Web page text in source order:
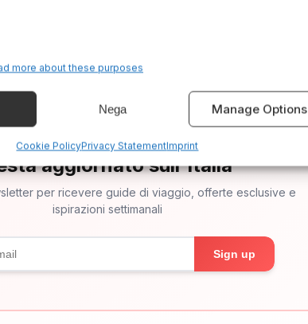
more about these purposes
Nega Manage Options
Cookie PolicyPrivacy StatementImprint
✉
aggiornato sull'Italia
per ricevere guide di viaggio, offerte esclusive e
ispirazioni settimanali
Sign up